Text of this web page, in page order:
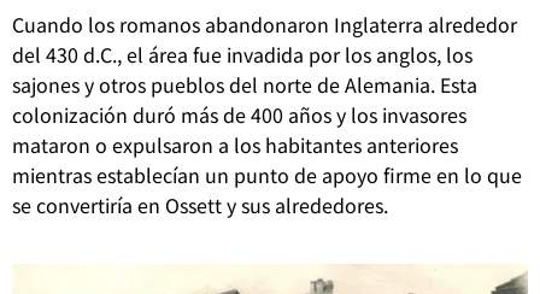
Cuando los romanos abandonaron Inglaterra alrededor
del 430 d.C., el área fue invadida por los anglos, los
sajones y otros pueblos del norte de Alemania. Esta
colonización duró más de 400 años y los invasores
mataron o expulsaron a los habitantes anteriores
mientras establecían un punto de apoyo firme en lo que
se convertiría en Ossett y sus alrededores.